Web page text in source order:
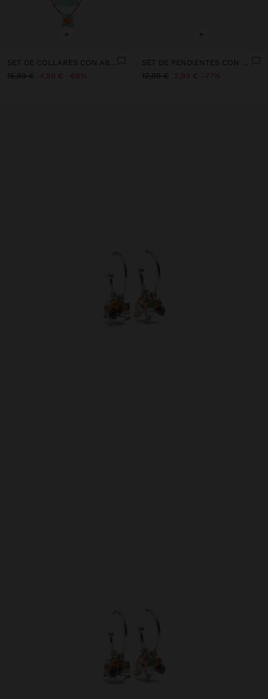
+
SET DE COLLARES CON ABALORIOS DE VIDRIO
15,99 €
4,99 € 69%
+
SET DE PENDIENTES CON ESMALTADO
12,99 €
2,99 € 77%